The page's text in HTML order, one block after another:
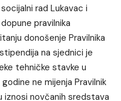
rad Lukavac i
pravilnika
donošenje Pravilnika
na sjednici je
tehničke stavke u
ne mijenja Pravilnik
novčanih sredstava